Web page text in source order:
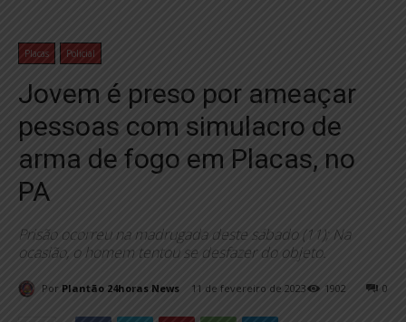
Placas Policial
Jovem é preso por ameaçar
pessoas com simulacro de
arma de fogo em Placas, no
PA
Prisão ocorreu na madrugada deste sábado (11); Na
ocasião, o homem tentou se desfazer do objeto.
Por Plantão 24horas News 11 de fevereiro de 2023 0
1902